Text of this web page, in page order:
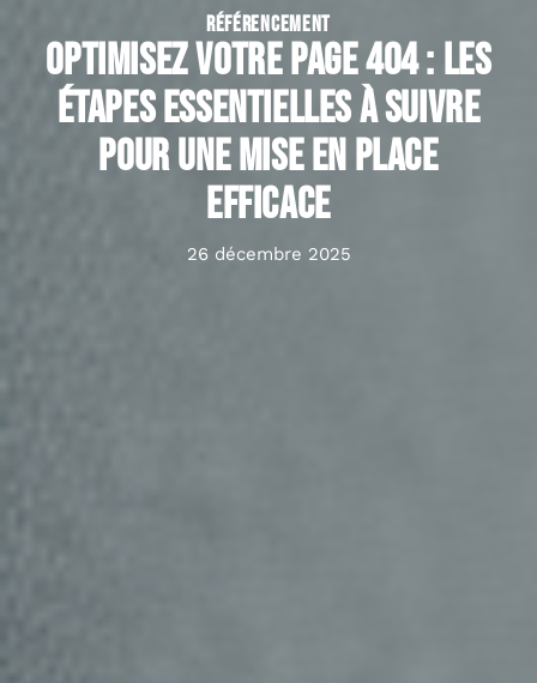
RÉFÉRENCEMENT
Optimisez votre page 404 : les
étapes essentielles à suivre
pour une mise en place
efficace
26 décembre 2025